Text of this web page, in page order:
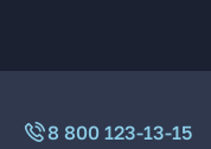
8 800 123-13-15